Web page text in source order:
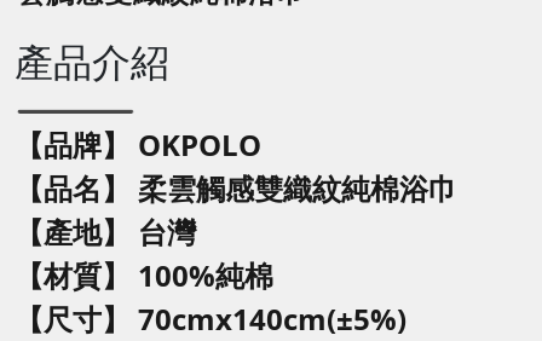
產品介紹
【品牌】 OKPOLO
【品名】 柔雲觸感雙織紋純棉浴巾
【產地】 台灣
【材質】 100%純棉
【尺寸】 70cmx140cm(±5%)